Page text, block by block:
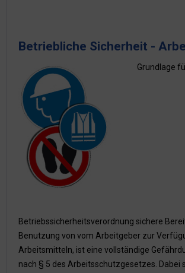
Betriebliche Sicherheit -
Grundlage
Betriebssicherheitsverordnung sichere
Benutzung von vom Arbeitgeber zur
Arbeitsmitteln, ist eine vollständige
nach § 5 des Arbeitsschutzgesetzes. Dabei